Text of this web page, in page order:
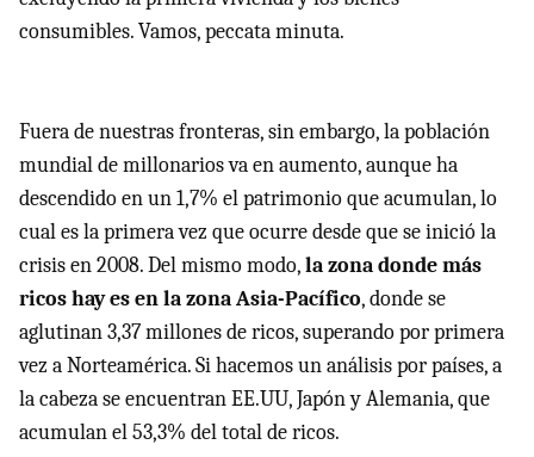
consumibles. Vamos, peccata minuta.
Fuera de nuestras fronteras, sin embargo, la población
mundial de millonarios va en aumento, aunque ha
descendido en un 1,7% el patrimonio que acumulan, lo
cual es la primera vez que ocurre desde que se inició la
crisis en 2008. Del mismo modo,la zona donde más
ricos hay es en la zona Asia-Pacífico, donde se
aglutinan 3,37 millones de ricos, superando por primera
vez a Norteamérica. Si hacemos un análisis por países, a
la cabeza se encuentran EE.UU, Japón y Alemania, que
acumulan el 53,3% del total de ricos.